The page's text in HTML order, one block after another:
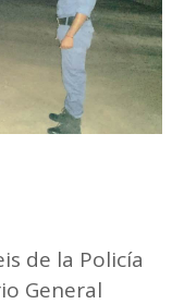
de la Policía
General